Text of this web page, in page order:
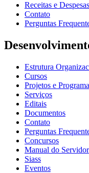
Receitas e Despesas
Contato
Perguntas
Estrutura
Cursos
Projetos e
Serviços
Editais
Documentos
Contato
Perguntas
Concursos
Manual do Servidor
Siass
Eventos